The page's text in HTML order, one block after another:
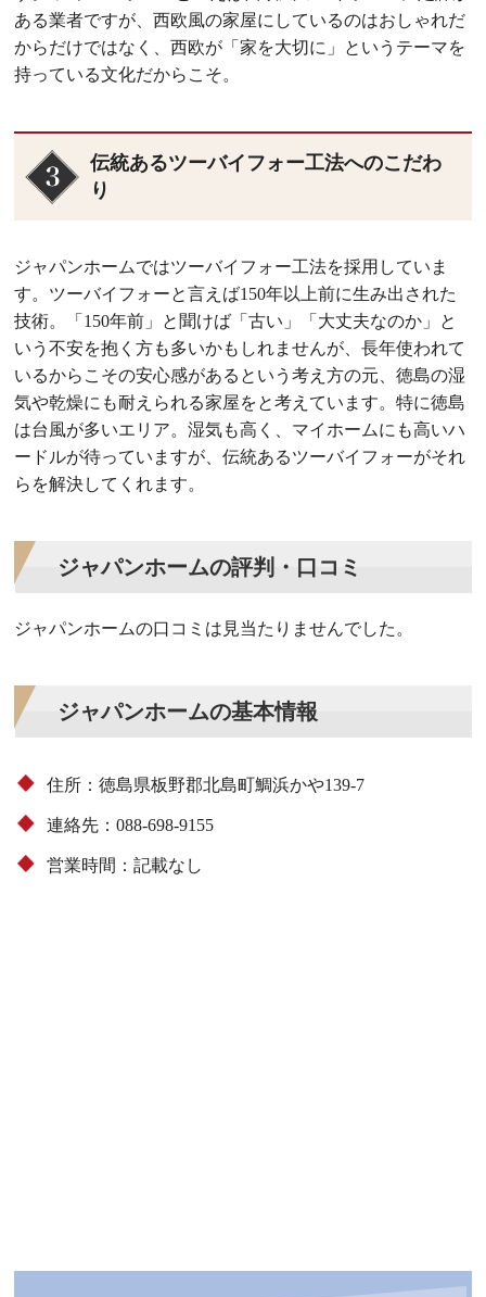
ある業者ですが、西欧風の家屋にしているのはおしゃれだ
からだけではなく、西欧が「家を大切に」というテーマを
持っている文化だからこそ。
伝統あるツーバイフォー工法へのこだわ
り
ジャパンホームではツーバイフォー工法を採用していま
す。ツーバイフォーと言えば150年以上前に生み出された
技術。「150年前」と聞けば「古い」「大丈夫なのか」と
いう不安を抱く方も多いかもしれませんが、長年使われて
いるからこその安心感があるという考え方の元、徳島の湿
気や乾燥にも耐えられる家屋をと考えています。特に徳島
は台風が多いエリア。湿気も高く、マイホームにも高いハ
ードルが待っていますが、伝統あるツーバイフォーがそれ
らを解決してくれます。
ジャパンホームの評判・口コミ
ジャパンホームの口コミは見当たりませんでした。
ジャパンホームの基本情報
住所：徳島県板野郡北島町鯛浜かや139-7
連絡先：088-698-9155
営業時間：記載なし